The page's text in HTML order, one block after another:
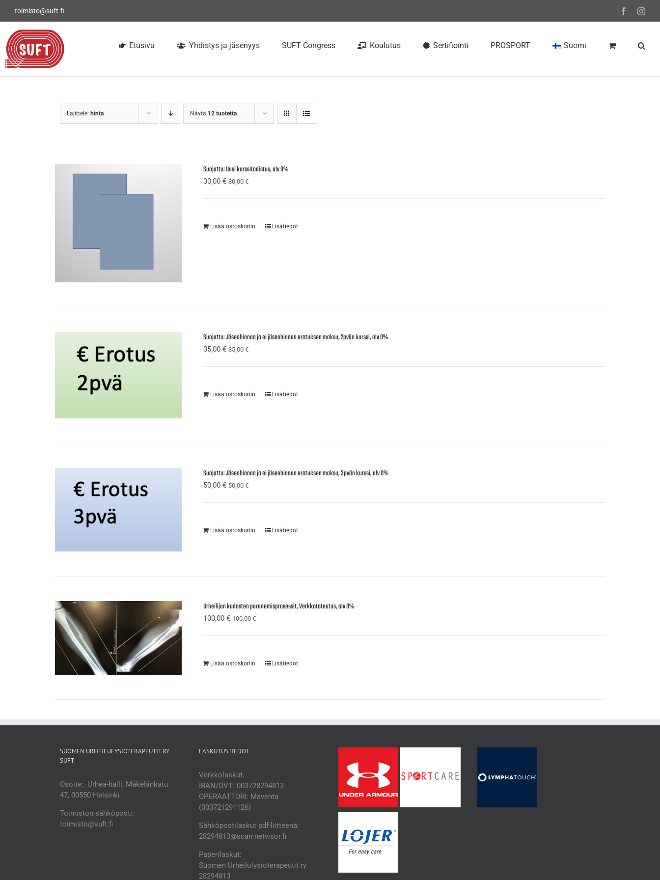
toimisto@suft.fi Facebook
Etusivu Yhdistys ja jäsenyys SUFT Congress Koulutus Sertifiointi PROSPORT Suomi
Lajittele: hinta Näytä 12 tuotetta
Suojattu: Uusi kurssitodistus, alv 0%
30,00€ 30,00€
Lisää ostoskoriin Lisätiedot
Suojattu: Jäsenhinnan ja ei jäsenhinnan erotuksen maksu, 2pvän kurssi, alv 0%
35,00€ 35,00€
Lisää ostoskoriin Lisätiedot
Suojattu: Jäsenhinnan ja ei jäsenhinnan erotuksen maksu, 3pvän kurssi, alv 0%
50,00€ 50,00€
Lisää ostoskoriin Lisätiedot
Urheilijan kudosten paranemisprosessit, Verkkototeutus, alv 0%
100,00€ 100,00€
Lisää ostoskoriin Lisätiedot
SUOMEN URHEILUFYSIOTERAPEUTIT RY
SUFT
Osoite: Urhea-halli, Mäkelänkatu
47, 00550 Helsinki
Toimiston sähköposti:
toimisto@suft.fi
LASKUTUSTIEDOT
Verkkolaskut:
IBAN/OVT: 003728294813
OPERAATTORI: Maventa
(003721291126)
Sähköpostilaskut pdf-liitteenä:
28294813@scan.netvisor.fi
Paperilaskut:
Suomen Urheilufysioterapeutit ry
28294813